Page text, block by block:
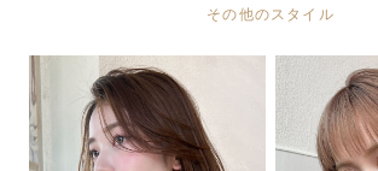
その他のスタイル